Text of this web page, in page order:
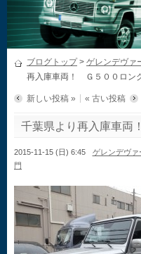
ブログトップ> ゲレンデヴァ
再入庫車両！ Ｇ５００ロン
新しい投稿 » « 古い投稿
千葉県より再入庫車
2015-11-15 (日) 6:45 ゲレンデヴァ
門